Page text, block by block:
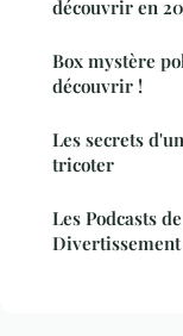
découvrir en
Box mystère
découvrir !
Les secrets
tricoter
Les Podcasts